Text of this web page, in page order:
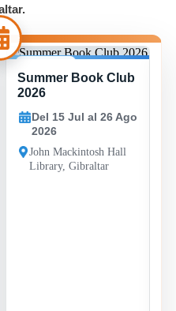
15 JUL -
26 AGO
Summer Book Club
2026
Del 15 Jul al 26 Ago
2026
John Mackintosh Hall
Library, Gibraltar